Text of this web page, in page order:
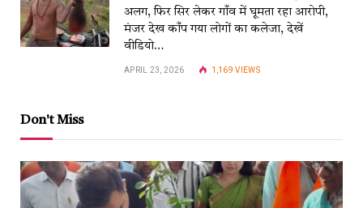
अलग, फिर सिर लेकर गाँव में घूमता रहा आरोपी,
मंजर देख काँप गया लोगों का कलेजा, देखें
वीडियो…
APRIL 23, 2026 1,169VIEWS
Don't Miss